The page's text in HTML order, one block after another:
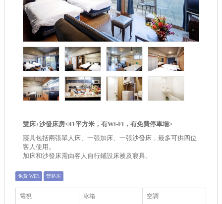
雙床+沙發床房<41平方米，有Wi-Fi，有免費停車場>
寢具包括兩張單人床、一張加床、一張沙發床，最多可供四位
客人使用。
加床和沙發床需由客人自行鋪設床被及寢具。
免費 WiFi 禁菸房
電視 冰箱 空調